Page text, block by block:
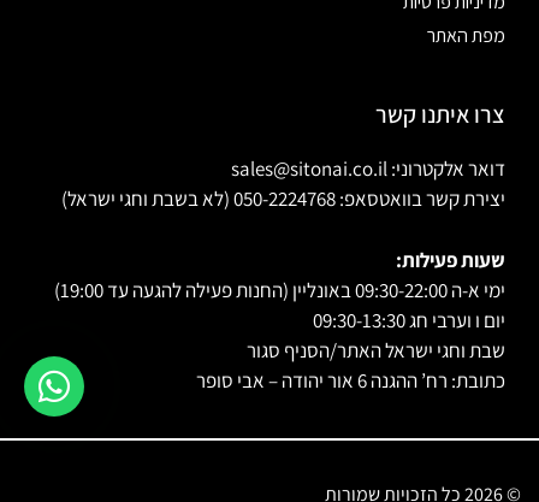
מפת האתר
צרו איתנו קשר
דואר אלקטרוני: sales@sitonai.co.il
יצירת קשר בוואטסאפ: 050-2224768 (לא בשבת וחגי ישראל)
שעות פעילות:
ימי א-ה 09:30-22:00 באונליין (החנות פעילה להגעה עד 19:00)
יום ו וערבי חג 09:30-13:30
שבת וחגי ישראל האתר/הסניף סגור
כתובת: רח’ ההגנה 6 אור יהודה – אבי סופר
© 2026 כל הזכויות שמורות